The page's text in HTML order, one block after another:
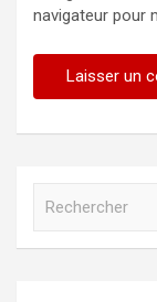
navigateur pour